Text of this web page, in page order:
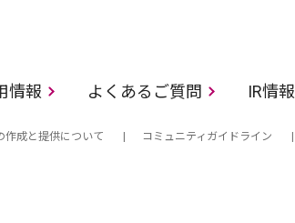
情報 よくあるご質問 IR情報
作成と提供について コミュニティガイドライン